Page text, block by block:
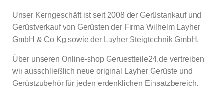
Unser Kerngeschäft ist seit 2008 der Gerüstankauf und
Gerüstverkauf von Gerüsten der Firma Wilhelm Layher
GmbH & Co Kg sowie der Layher Steigtechnik GmbH.
Über unseren Online-shop Geruestteile24.de vertreiben
wir ausschließlich neue original Layher Gerüste und
Gerüstzubehör für jeden erdenklichen Einsatzbereich.